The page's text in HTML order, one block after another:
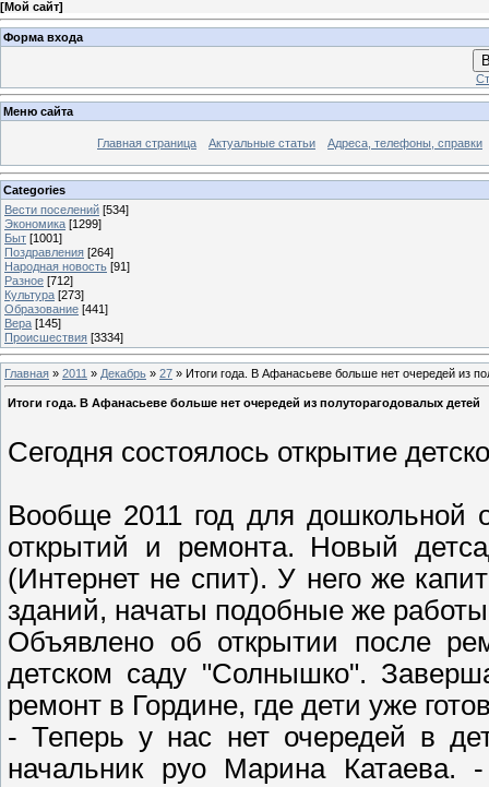
[Мой сайт]
Форма входа
Меню сайта
Главная страница Актуальные статьи Адреса, телефоны, справки
Categories
Вести поселений [534]
Экономика [1299]
Быт [1001]
Поздравления [264]
Народная новость [91]
Разное [712]
Культура [273]
Образование [441]
Вера [145]
Происшествия [3334]
Главная » 2011 » Декабрь » 27 » Итоги года. В Афанасьеве больше нет очередей из
Итоги года. В Афанасьеве больше нет очередей из полуторагодовалых детей
Сегодня состоялось открытие
Вообще 2011 год для дошкольной
открытий и ремонта. Новый
(Интернет не спит). У него же
зданий, начаты подобные же
Объявлено об открытии после
детском саду "Солнышко".
ремонт в Гордине, где дети уже
- Теперь у нас нет очередей в
начальник руо Марина Катаева.